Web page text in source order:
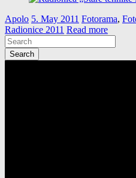
Apolo 5. May 2011 Fotorama,
Radionice 2011 Read more